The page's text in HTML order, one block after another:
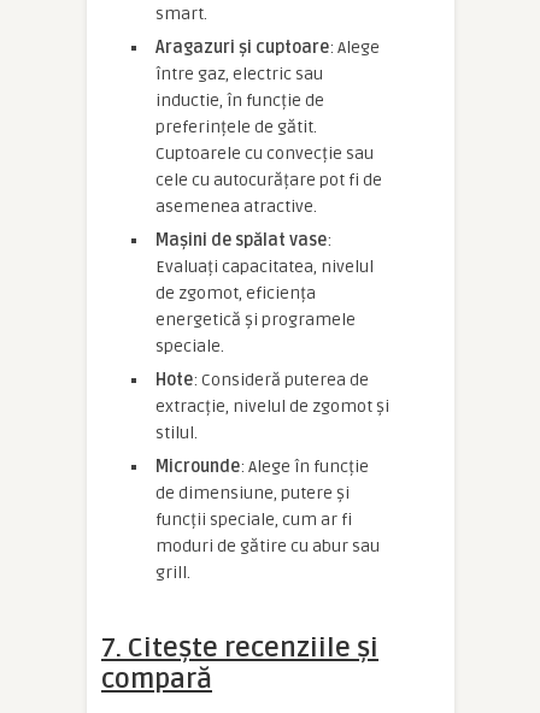
smart.
Aragazuri și cuptoare: Alege
între gaz, electric sau
inductie, în funcție de
preferințele de gătit.
Cuptoarele cu convecție sau
cele cu autocurățare pot fi de
asemenea atractive.
Mașini de spălat vase:
Evaluați capacitatea, nivelul
de zgomot, eficiența
energetică și programele
speciale.
Hote: Consideră puterea de
extracție, nivelul de zgomot și
stilul.
Microunde: Alege în funcție
de dimensiune, putere și
funcții speciale, cum ar fi
moduri de gătire cu abur sau
grill.
7. Citește recenziile și
compară